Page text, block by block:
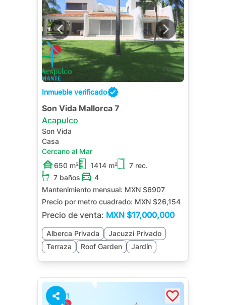
Inmueble verificado
Son Vida Mallorca 7
Acapulco
Son Vida
Casa
Cercano al Mar
650 m²
1414 m²
7 rec.
7 baños
4
Mantenimiento mensual: MXN $6907
Precio por metro cuadrado: MXN $26,154
Precio de venta: MXN $17,000,000
Alberca Privada
Jacuzzi Privado
Terraza
Roof Garden Jardín
1